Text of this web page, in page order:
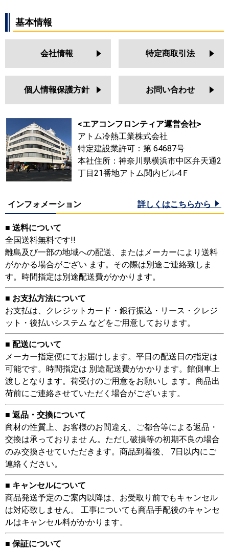
基本情報
会社情報 特定商取引法
個人情報保護方針 お問い合わせ
<エアコンフロンティア運営会社>
アトム冷熱工業株式会社
特定建設業許可：第 64687号
本社住所：神奈川県横浜市中区弁天通2
丁目21番地アトム関内ビル4Ｆ
インフォメーション 詳しくはこちらから
■ 送料について
全国送料無料です!!
離島及び一部の地域への配送、またはメーカーにより送料
がかかる場合がござい ます。その際は別途ご連絡致しま
す。時間指定は別途配送費がかかります。
■ お支払方法について
お支払は、クレジットカード・銀行振込・リース・クレジ
ット・後払いシステム などをご用意しております。
■ 配送について
メーカー指定便にてお届けします。平日の配送日の指定は
可能です。時間指定は 別途配送費がかかります。館側車上
渡しとなります。荷受けのご用意をお願いし ます。商品出
荷前にご連絡させていただく場合がございます。
■ 返品・交換について
商材の性質上、お客様のお間違え、ご都合等による返品・
交換は承っておりませ ん。ただし破損等の初期不良の場合
のみ交換させていただきます。商品到着後、 7日以内にご
連絡ください。
■ キャンセルについて
商品発送予定のご案内以降は、お受取り前でもキャンセル
は対応致しません。 工事についても商品手配後のキャンセ
ルはキャンセル料がかかります。
■ 保証について